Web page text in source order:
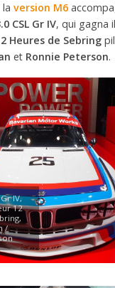
version M6
CSL Gr IV, qui gagna
Heures de Sebring
et Ronnie Peterson.
IV,
12
/